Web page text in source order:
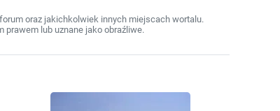
oraz jakichkolwiek innych miejscach wortalu.
prawem lub uznane jako obraźliwe.